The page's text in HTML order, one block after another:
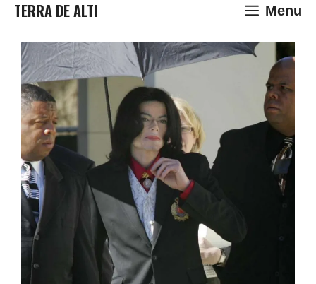
Saltar
contenido
TERRA DE ALTI Menu